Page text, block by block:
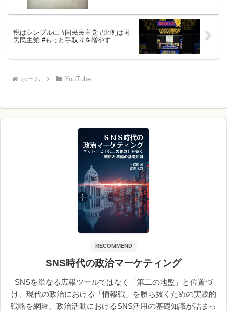
税はシンプルに #国民民主党 #比例は国
民民主党 #もっと手取りを増やす
ホーム YouTube
RECOMMEND
SNS時代の政治マーケティング
SNSを単なる広報ツールではなく「第二の地盤」と位置づ
け、現代の政治における「情報戦」を勝ち抜くための実践的
戦略を網羅。政治活動におけるSNS活用の基礎知識が詰まっ